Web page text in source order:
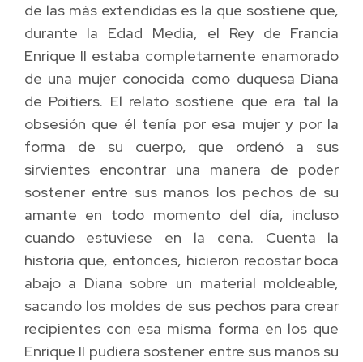
de las más extendidas es la que sostiene que,
durante la Edad Media, el Rey de Francia
Enrique II estaba completamente enamorado
de una mujer conocida como duquesa Diana
de Poitiers. El relato sostiene que era tal la
obsesión que él tenía por esa mujer y por la
forma de su cuerpo, que ordenó a sus
sirvientes encontrar una manera de poder
sostener entre sus manos los pechos de su
amante en todo momento del día, incluso
cuando estuviese en la cena. Cuenta la
historia que, entonces, hicieron recostar boca
abajo a Diana sobre un material moldeable,
sacando los moldes de sus pechos para crear
recipientes con esa misma forma en los que
Enrique II pudiera sostener entre sus manos su